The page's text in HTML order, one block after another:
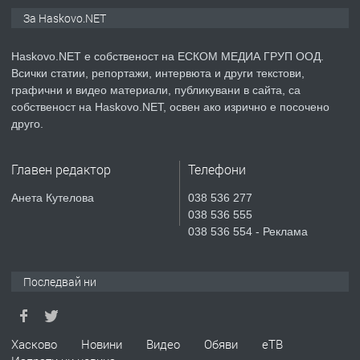
преди 4 дни
ПРЕДЛАГА СГЛОБЯВАНЕ НА МЕБЕЛИ.
№4119 Едностаен обзаведен
За Haskovo.NET
Haskovo.NET е собственост на ЕСКОМ МЕДИА ГРУП ООД.
Всички статии, репортажи, интервюта и други текстови,
графични и видео материали, публикувани в сайта, са
собственост на Haskovo.NET, освен ако изрично е посочено
друго.
Главен редактор
Анета Кутелова
Телефони
038 536 277
038 536 555
038 536 554 - Реклама
Последвай ни
Хасково Новини Видео Обяви
еТВ